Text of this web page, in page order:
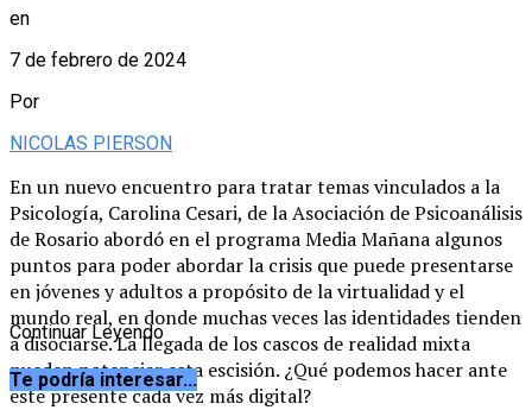
en
7 de febrero de 2024
Por
NICOLAS PIERSON
En un nuevo encuentro para tratar temas vinculados a la
Psicología, Carolina Cesari, de la Asociación de Psicoanálisis
de Rosario abordó en el programa Media Mañana algunos
puntos para poder abordar la crisis que puede presentarse
en jóvenes y adultos a propósito de la virtualidad y el
mundo real, en donde muchas veces las identidades tienden
a disociarse. La llegada de los cascos de realidad mixta
pueden potenciar esta escisión. ¿Qué podemos hacer ante
este presente cada vez más digital?
Continuar Leyendo
Te podría interesar...